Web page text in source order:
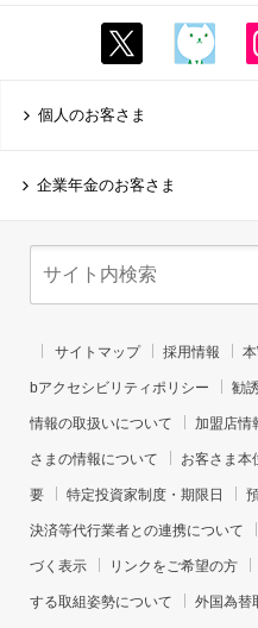
個人のお客さま
企業年金のお客さま
サイトマップ 採用情報
bアクセシビリティポリシー 勧
情報の取扱いについて 加盟店情
さまの情報について お客さま本
要 特定投資家制度・期限日
決済等代行業者との連携について
づく表示 リンクをご希望の方
する取組姿勢について 外国為替